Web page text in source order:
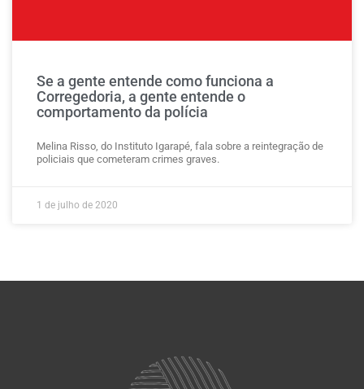
Se a gente entende como funciona a
Corregedoria, a gente entende o
comportamento da polícia
Melina Risso, do Instituto Igarapé, fala sobre a reintegração de
policiais que cometeram crimes graves.
1 de julho de 2020